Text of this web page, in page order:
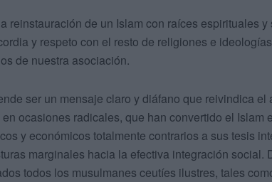
reinstauración de un Islam con raíces espirituales
y respeto con el resto de religiones e
de nuestra asociación.
ser un mensaje claro y diáfano que reivindica el
ocasiones radicales, que han convertido el Islam
y económicos totalmente contrarios a sus tesis
marginales hacia la efectiva integración social.
todos los musulmanes ceutíes ilustres, tales